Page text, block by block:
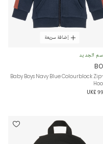
إضافة سريعة
الجديد
Baby Boys Navy Blue Colourblock
UK£